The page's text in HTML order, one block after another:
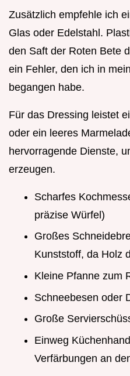
Zusätzlich empfehle ich
Glas oder Edelstahl.
den Saft der Roten Bete
ein Fehler, den ich in
begangen habe.
Für das Dressing leistet
oder ein leeres
hervorragende Dienste,
erzeugen.
Scharfes
präzise Würfel)
Großes
Kunststoff, da Holz
Kleine Pfanne zum
Schneebesen oder
Große
Einweg
Verfärbungen an